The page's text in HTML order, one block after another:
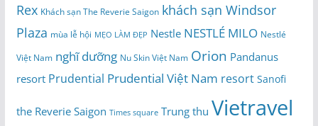
Rex Khách sạn The Reverie Saigon khách sạn Windsor
Plaza mùa lễ hội MẸO LÀM ĐẸP Nestle NESTLÉ MILO Nestlé
Việt Nam nghĩ dưỡng Nu Skin Việt Nam Orion Pandanus
resort Prudential Prudential Việt Nam resort Sanofi
the Reverie Saigon Times square Trung thu Vietravel